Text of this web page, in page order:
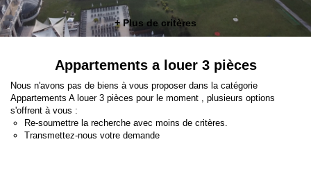
+ Plus de critères
Appartements a louer 3 pièces
Nous n'avons pas de biens à vous proposer dans la catégorie
Appartements A louer 3 pièces pour le moment , plusieurs options
s'offrent à vous :
Re-soumettre la recherche avec moins de critères.
Transmettez-nous votre demande